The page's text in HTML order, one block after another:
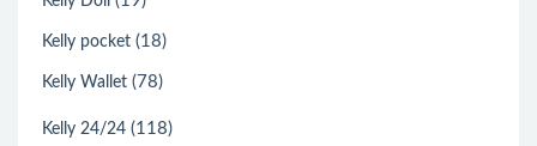
Kelly pocket (18)
Kelly Wallet (78)
Kelly 24/24 (118)